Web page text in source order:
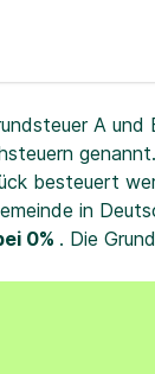
A
besteuert
in
0% . Die